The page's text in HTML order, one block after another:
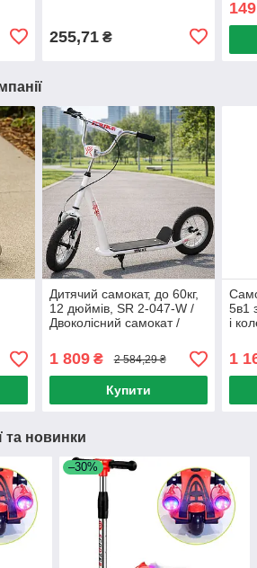
255,71₴
/
Дитячий самокат, до 60кг,
12 дюймів, SR 2-047-W /
Двоколісний самокат /
1 809₴ 2 584,29 ₴
Купити
5в1
і
1
та новинки
–30%